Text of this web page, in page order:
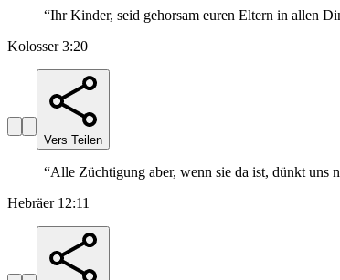
“Ihr Kinder, seid gehorsam euren Eltern in allen
Kolosser 3:20
Vers Teilen
“Alle Züchtigung aber, wenn sie da ist, dünkt uns
Hebräer 12:11